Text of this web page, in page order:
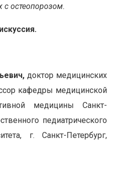
с остеопорозом.
доктор медицинских
кафедры медицинской
медицины Санкт-
педиатрического
г. Санкт-Петербург,